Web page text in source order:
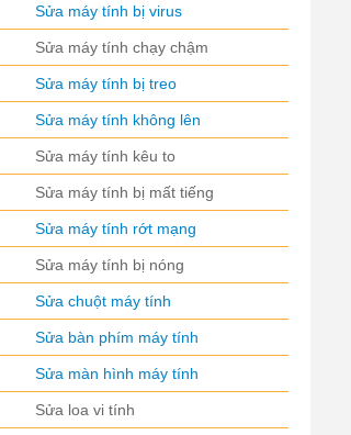
Sửa máy tính bị virus
Sửa máy tính chạy chậm
Sửa máy tính bị treo
Sửa máy tính không lên
Sửa máy tính kêu to
Sửa máy tính bị mất tiếng
Sửa máy tính rớt mạng
Sửa máy tính bị nóng
Sửa chuột máy tính
Sửa bàn phím máy tính
Sửa màn hình máy tính
Sửa loa vi tính